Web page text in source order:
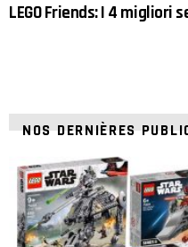
LEGO Friends: I 4 migliori
NOS DERNIÈRES